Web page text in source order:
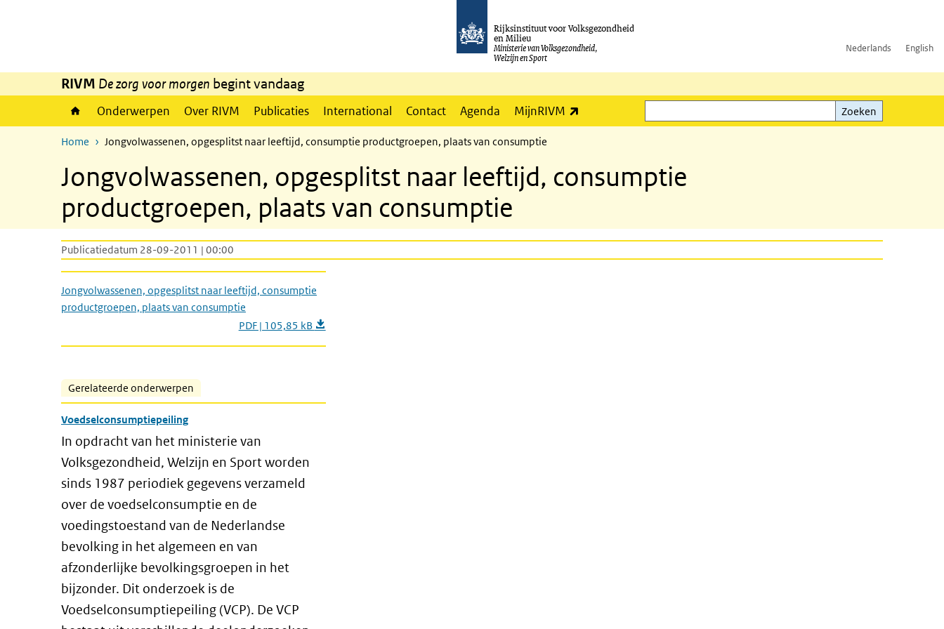
Rijksinstituut voor Volksgezondheid
en Milieu
Ministerie van Volksgezondheid,
Welzijn en Sport
Nederlands English
RIVM De zorg voor morgen begint vandaag
Onderwerpen Over RIVM Publicaties International Contact Agenda MijnRIVM
Zoeken
Zoeken
Home Jongvolwassenen, opgesplitst naar leeftijd, consumptie productgroepen, plaats van consumptie
Jongvolwassenen, opgesplitst naar leeftijd, consumptie
productgroepen, plaats van consumptie
Publicatiedatum 28-09-2011 | 00:00
Jongvolwassenen, opgesplitst naar leeftijd, consumptie
productgroepen, plaats van consumptie
PDF | 105,85 kB
Gerelateerde onderwerpen
Voedselconsumptiepeiling
In opdracht van het ministerie van
Volksgezondheid, Welzijn en Sport worden
sinds 1987 periodiek gegevens verzameld
over de voedselconsumptie en de
voedingstoestand van de Nederlandse
bevolking in het algemeen en van
afzonderlijke bevolkingsgroepen in het
bijzonder. Dit onderzoek is de
Voedselconsumptiepeiling (VCP). De VCP